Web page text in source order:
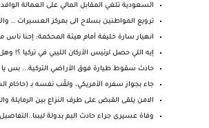
السعودية تلغي المقابل المالي على العمالة
ترويع المواطنين بسلاح الى بمركز العسيرات ..
انهيار سارة خليفة أمام هيئة المحكمة: إحنا ناس
إيه اللي حصل لرئيس الأركان الليبي في تركيا ؟!
حادث سقوط طيارة فوق الأراضي التركية... بس يا
جاء بجواز سفره الأمريكي، ولقّب نفسه بـ (حاخام
الامن يلقى القبض على طرف النزاع بين الرمايلة
وفاة عسيرى جراء حادث اليم بدولة ليببا..التفاصيل